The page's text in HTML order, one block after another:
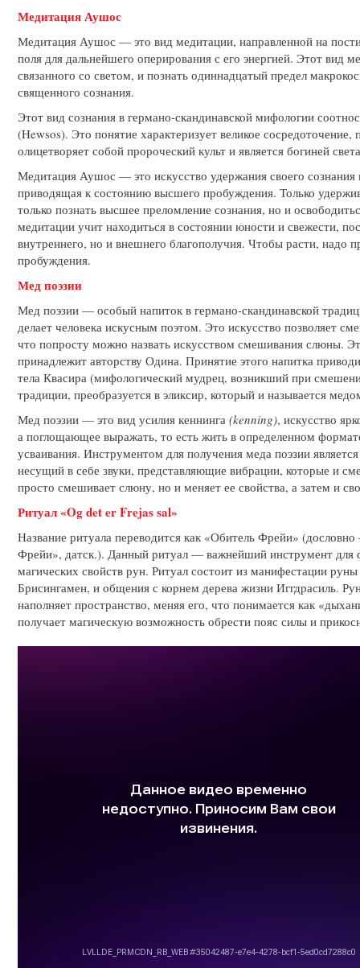
Медитация Аушос
Медитация Аушос — это вид медитации, направленной на
поля для дальнейшего оперирования с его энергией. Этот вид
связанного со светом, и познать одиннадцатый предел
священного сознания.
Этот вид сознания в германо-скандинавской мифологии
(Hewsos). Это понятие характеризует великое
олицетворяет собой пророческий культ и является богиней
Медитация Аушос — это искусство удержания своего
приводящая к состоянию высшего пробуждения. Только
только познать высшее преломление сознания, но и
медитации учит находиться в состоянии юности и свежести,
внутреннего, но и внешнего благополучия. Чтобы расти, надо
пробуждения.
Мед поэзии
Мед поэзии — особый напиток в германо-скандинавской
делает человека искусным поэтом. Это искусство позволяет
что попросту можно назвать искусством смешивания слюны.
принадлежит авторству Одина. Принятие этого напитка
тела Квасира (мифологический мудрец, возникший при
традиции, преобразуется в эликсир, который и называется
Мед поэзии — это вид усилия кеннинга (kenning), искусство
а поглощающее выражать, то есть жить в определенном
усваивания. Инструментом для получения меда поэзии
несущий в себе звуки, представляющие вибрации, которые и
просто смешивает слюну, но и меняет ее свойства, а затем и
Ритуал «Og det er Frejas sal»
Название ритуала переводится как «Обитель Фрейи»
Фрейи», датск.). Данный ритуал — важнейший инструмент для
магических свойств рун. Ритуал состоит из манифестации
Брисингамен, и общения с корнем дерева жизни Иггдрасиль.
наполняет пространство, меняя его, что понимается как
получает магическую возможность обрести пояс силы и